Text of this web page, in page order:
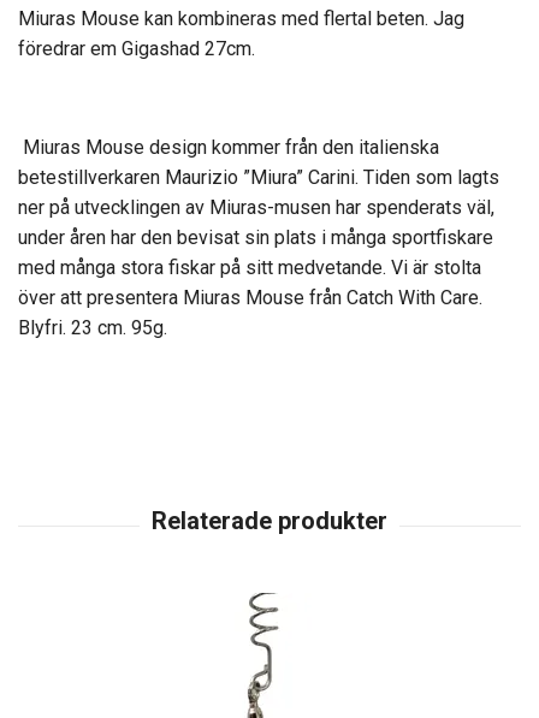
Miuras Mouse kan kombineras med flertal beten. Jag
föredrar em Gigashad 27cm.
Miuras Mouse design kommer från den italienska
betestillverkaren Maurizio ”Miura” Carini. Tiden som lagts
ner på utvecklingen av Miuras-musen har spenderats väl,
under åren har den bevisat sin plats i många sportfiskare
med många stora fiskar på sitt medvetande. Vi är stolta
över att presentera Miuras Mouse från Catch With Care.
Blyfri. 23 cm. 95g.